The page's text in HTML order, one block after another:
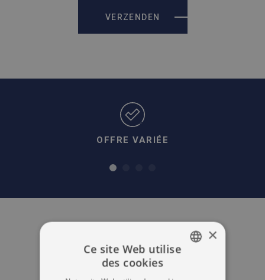
VERZENDEN
OFFRE VARIÉE
×
Ce site Web utilise
des cookies